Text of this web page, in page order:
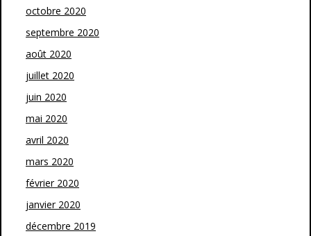
octobre 2020
septembre 2020
août 2020
juillet 2020
juin 2020
mai 2020
avril 2020
mars 2020
février 2020
janvier 2020
décembre 2019